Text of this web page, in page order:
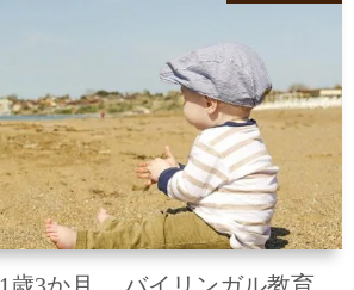
1歳3か月 バイリンガル教育